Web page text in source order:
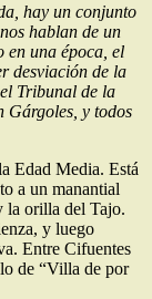
hay un conjunto
hablan de un
en una época, el
desviación de la
Tribunal de la
Gárgoles, y todos
Edad Media. Está
a un manantial
la orilla del Tajo.
y luego
Entre Cifuentes
de “Villa de por